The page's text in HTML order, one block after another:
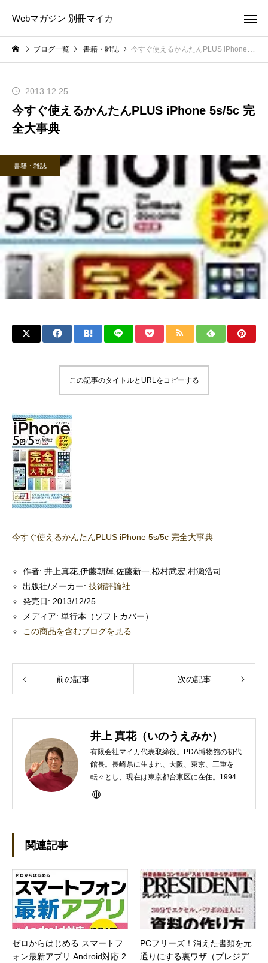
Webマガジン 別冊マイカ
ブログ一覧 書籍・雑誌 今すぐ使えるかんたんPLUS iPhone 5s/5c 完全大事典
2013.12.25
今すぐ使えるかんたんPLUS iPhone 5s/5c 完
全大事典
書籍・雑誌
この記事のタイトルとURLをコピーする
今すぐ使えるかんたんPLUS iPhone 5s/5c 完全大事典
作者: 井上真花,伊藤朝輝,佐藤新一,松村武宏,村瀬浩司
出版社/メーカー: 技術評論社
発売日: 2013/12/25
メディア: 単行本（ソフトカバー）
この商品を含むブログを見る
前の記事 次の記事
井上 真花（いのうえみか）
有限会社マイカ代表取締役。PDA博物館の初代
館長。長崎県に生まれ、大阪、東京、三重を
転々とし、現在は東京都台東区に在住。1994年
にHP100LXと出会ったのをきかっけに、フリ
制作。プライベートでは、井上円了哲学塾の第
一期修了生として「哲学カフェ＠神保町」の世
話人、2020年以降は「なごテツ」のオンライン
カフェの世話人を務める。趣味は考えること。
関連記事
ゼロからはじめる スマートフ
ォン最新アプリ Android対応 2
PCフリーズ！消えた書類を元
通りにする裏ワザ（プレジデ